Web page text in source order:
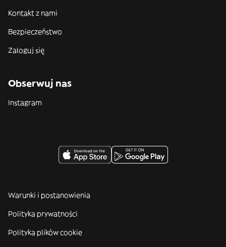
Kontakt z nami
Bezpieczeństwo
Zaloguj się
Obserwuj nas
Instagram
Warunki i postanowienia
Polityka prywatności
Polityka plików cookie